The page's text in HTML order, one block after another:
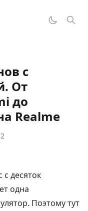
с
От
до
Realme
с десяток
одна
Поэтому тут